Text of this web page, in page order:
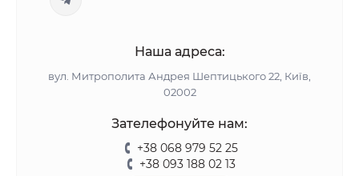
Наша адреса:
вул. Митрополита Андрея Шептицького 22, Київ,
02002
Зателефонуйте нам:
+38 068 979 52 25
+38 093 188 02 13